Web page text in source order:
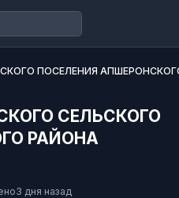
ПОСЕЛЕНИЯ
СЕЛЬСКОГО
РАЙОНА
3 дня назад